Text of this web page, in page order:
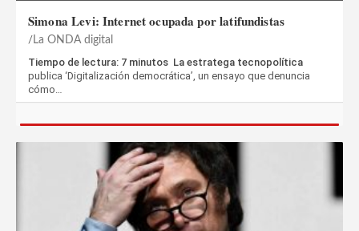
Simona Levi: Internet ocupada por latifundistas
La ONDA digital
Tiempo de lectura: 7 minutos La estratega tecnopolítica
publica ‘Digitalización democrática’, un ensayo que denuncia
cómo…